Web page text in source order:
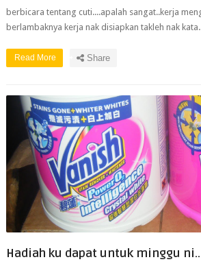
berbicara tentang cuti....apalah sangat..kerja
berlambaknya kerja nak disiapkan takleh nak
Read More Share
Hadiah ku dapat untuk minggu